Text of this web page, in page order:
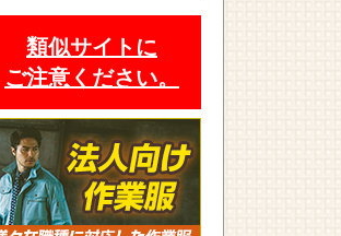
類似サイトに
ご注意ください。